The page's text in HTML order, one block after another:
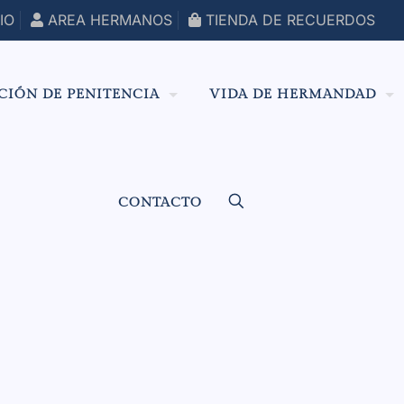
AREA HERMANOS TIENDA DE RECUERDOS
DE PENITENCIA VIDA DE HERMANDAD
CONTACTO